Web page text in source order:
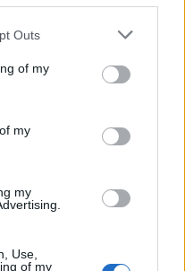
Outs
of my
my
my
Use,
of my
ou fromage.
au thon.
surgelés ou en
restes.
parfaites pour les fins
commander à la